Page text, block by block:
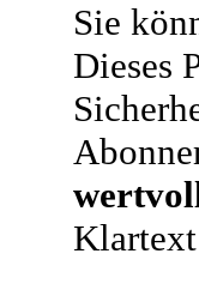
Sie
Dieses